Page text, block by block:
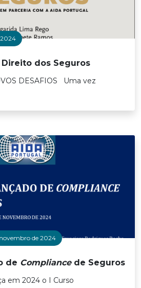
2024
dos Seguros
DESAFIOS Uma vez
de 2024
de Compliancede Seguros
em 2024 o I Curso